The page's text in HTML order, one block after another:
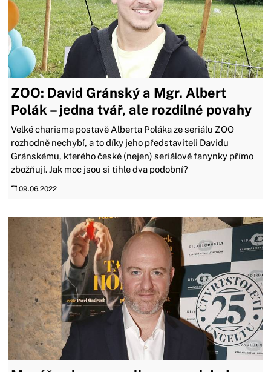
ZOO: David Gránský a Mgr. Albert
Polák –⁠ jedna tvář, ale rozdílné povahy
Velké charisma postavě Alberta Poláka ze seriálu ZOO
rozhodně nechybí, a to díky jeho představiteli Davidu
Gránskému, kterého české (nejen) seriálové fanynky přímo
zbožňují. Jak moc jsou si tihle dva podobní?
09.06.2022